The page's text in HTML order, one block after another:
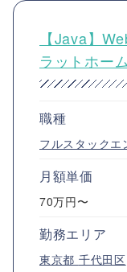
【Java】
ラットホー
職種
フルスタックエ
月額単価
70万円〜
勤務エリア
東京都 千代田区